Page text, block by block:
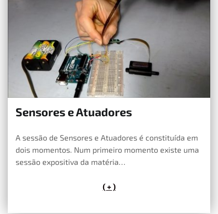
Sensores e Atuadores
A sessão de Sensores e Atuadores é constituída em
dois momentos. Num primeiro momento existe uma
sessão expositiva da matéria…
( + )